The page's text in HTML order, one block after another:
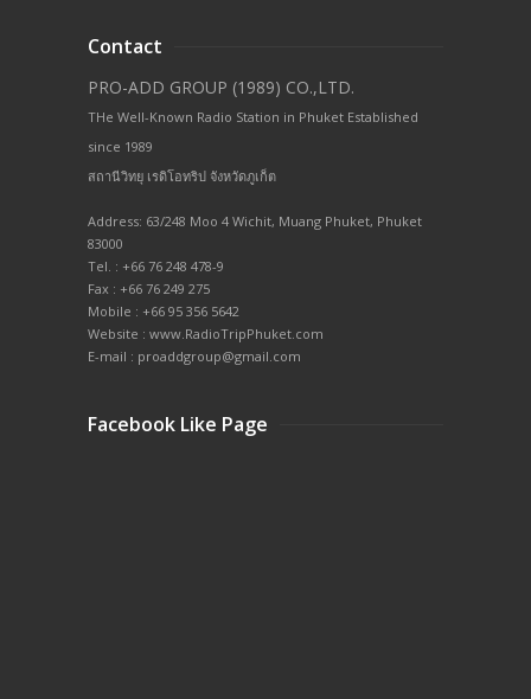
Contact
PRO-ADD GROUP (1989) CO.,LTD.
THe Well-Known Radio Station in Phuket Established
since 1989
สถานีวิทยุ เรดิโอทริป จังหวัดภูเก็ต
Address: 63/248 Moo 4 Wichit, Muang Phuket, Phuket
83000
Tel. : +66 76 248 478-9
Fax : +66 76 249 275
Mobile : +66 95 356 5642
Website : www.RadioTripPhuket.com
E-mail : proaddgroup@gmail.com
Facebook Like Page